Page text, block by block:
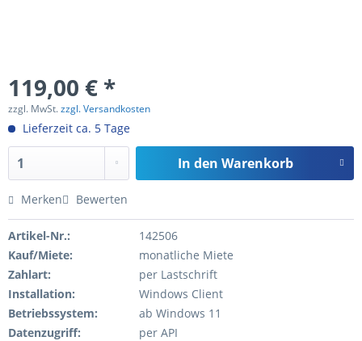
119,00 € *
zzgl. MwSt.zzgl. Versandkosten
Lieferzeit ca. 5 Tage
In den Warenkorb
Merken Bewerten
Artikel-Nr.:
142506
Kauf/Miete:
monatliche Miete
Zahlart:
per Lastschrift
Installation:
Windows Client
Betriebssystem:
ab Windows 11
Datenzugriff:
per API